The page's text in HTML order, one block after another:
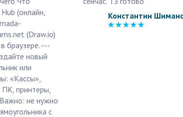
(онлайн,
(Draw.io)
браузере. ---
новый
или
«Кассы»,
ПК, принтеры,
не нужно
с
Константин